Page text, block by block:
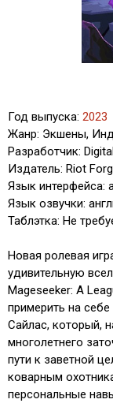
Год выпуска: 2023
Жанр: Экшены,
Разработчик:
Издатель: Riot
Язык интерфейса:
Язык озвучки:
Таблэтка: Не
Новая ролевая
удивительную
Mageseeker: A
примерить на
Сайлас, который,
многолетнего
пути к заветной
коварным
персональные